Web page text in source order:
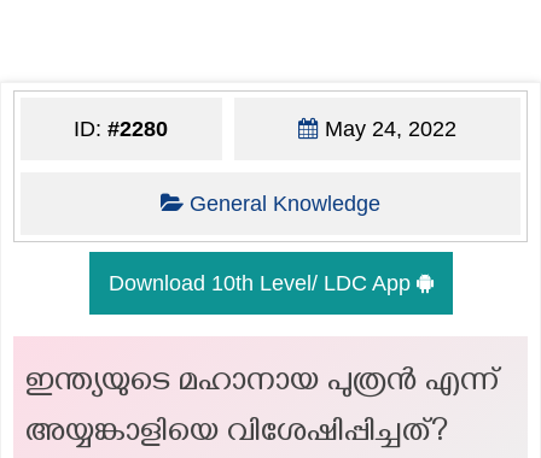
ID:#2280 May 24, 2022
General Knowledge
Download 10th Level/ LDC App
ഇന്ത്യയുടെ മഹാനായ പുത്രൻ എന്ന്
അയ്യങ്കാളിയെ വിശേഷിപ്പിച്ചത്?